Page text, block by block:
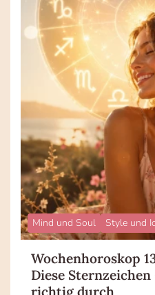
Mind und Soul Style und
Wochenhoroskop
Diese
richtig durch